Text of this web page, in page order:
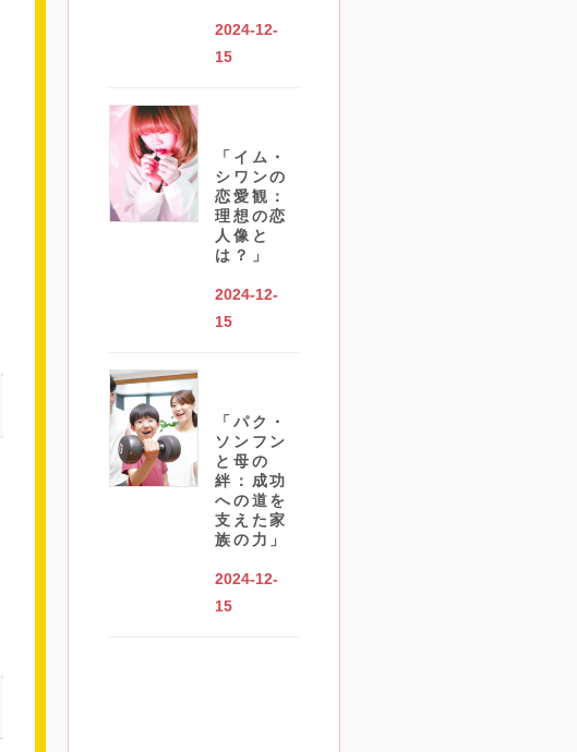
2024-12-
15
「イム・
シワンの
恋愛観：
理想の恋
人像と
は？」
2024-12-
15
「パク・
ソンフン
と母の
絆：成功
への道を
支えた家
族の力」
2024-12-
15